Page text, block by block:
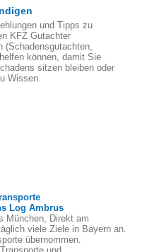
und Tipps zu
KFZ Gutachter
(Schadensgutachten,
können, damit Sie
sitzen bleiben oder
Wissen.
Log Ambrus
München, Direkt am
viele Ziele in Bayern an.
übernommen.